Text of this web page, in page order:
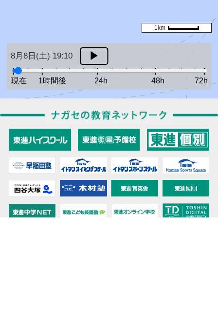
8月8日(土) 19:10
現在 1時間後 24h 48h 72h
1km